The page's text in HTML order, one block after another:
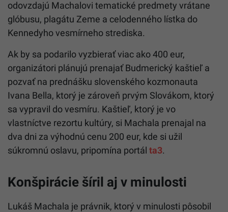
odovzdajú Machalovi tematické predmety vrátane
glóbusu, plagátu Zeme a celodenného lístka do
Kennedyho vesmírneho strediska.
Ak by sa podarilo vyzbierať viac ako 400 eur,
organizátori plánujú prenajať Budmerický kaštieľ a
pozvať na prednášku slovenského kozmonauta
Ivana Bella, ktorý je zároveň prvým Slovákom, ktorý
sa vypravil do vesmíru. Kaštieľ, ktorý je vo
vlastníctve rezortu kultúry, si Machala prenajal na
dva dni za výhodnú cenu 200 eur, kde si užil
súkromnú oslavu, pripomína portál ta3.
Konšpirácie šíril aj v minulosti
Lukáš Machala je právnik, ktorý v minulosti pôsobil